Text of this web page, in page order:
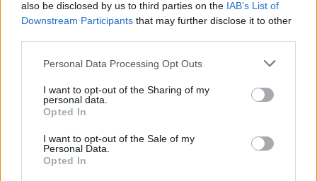
also be disclosed by us to third parties on the IAB’s List of
Downstream Participants that may further disclose it to other
Personal Data Processing Opt Outs
I want to opt-out of the Sharing of my
personal data.
Opted In
I want to opt-out of the Sale of my
Personal Data.
Opted In
Jodi (I) 0,0 µg
0 %
Kalsium (Ca)
16,0 mg
2 %
Kupari (Cu)
0,2 mg
21 %
Magnesium (Mg)
Natrium (Na)
12,0 mg
Rauta (Fe)